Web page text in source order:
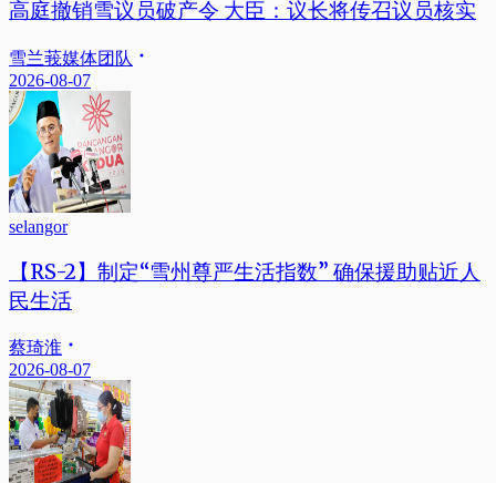
高庭撤销雪议员破产令 大臣：议长将传召议员核实
雪兰莪媒体团队
2026-08-07
selangor
【RS-2】制定“雪州尊严生活指数” 确保援助贴近人
民生活
蔡琦淮
2026-08-07